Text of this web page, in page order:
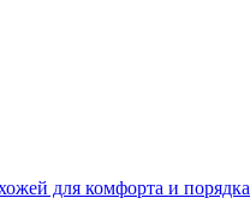
для комфорта и порядка